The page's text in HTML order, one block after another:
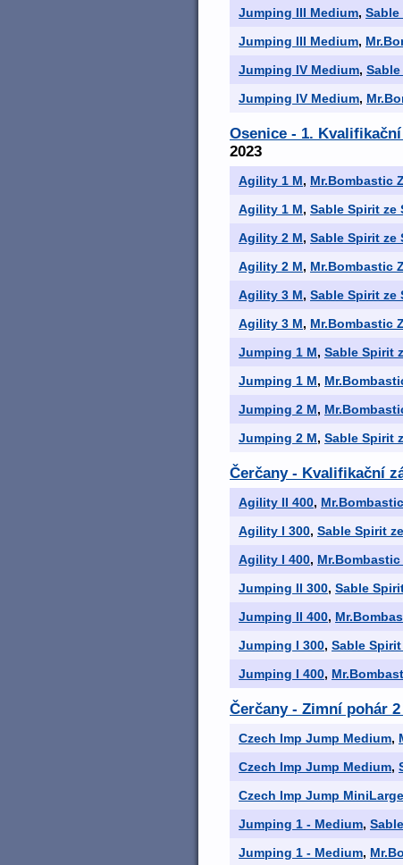
Jumping III Medium, Sable
Jumping III Medium,
Jumping IV Medium,
Jumping IV Medium,
Osenice - 1.
2023
Agility 1 M, Mr.Bombastic
Agility 1 M, Sable Spirit ze
Agility 2 M, Sable Spirit ze
Agility 2 M, Mr.Bombastic
Agility 3 M, Sable Spirit ze
Agility 3 M, Mr.Bombastic
Jumping 1 M, Sable Spirit
Jumping 1 M,
Jumping 2 M,
Jumping 2 M, Sable Spirit
Čerčany - Kvalifikační
Agility II 400,
Agility I 300, Sable Spirit
Agility I 400,
Jumping II 300, Sable
Jumping II 400,
Jumping I 300, Sable
Jumping I 400,
Čerčany - Zimní pohár
Czech Imp Jump Medium,
Czech Imp Jump Medium,
Czech Imp Jump MiniLarge
Jumping 1 - Medium,
Jumping 1 - Medium,